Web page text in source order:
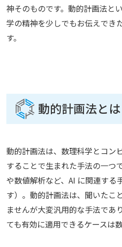
神そのものです。動的計画法と
学の精神を少しでもお伝えでき
す。
動的計画法とは
動的計画法は、数理科学とコン
することで生まれた手法の一つ
や数値解析など、AI に関連する
す）。動的計画法は、聞いたこ
ませんが大変汎用的な手法であ
ても有効に適用できるケースは